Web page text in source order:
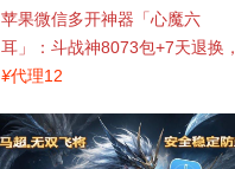
苹果微信多开神器「心魔六
耳」：斗战神8073包+7天退换，
认准拍拍卡激活码商城
¥代理12